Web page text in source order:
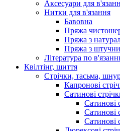
Аксесуари для
Нитки для в'язання
Бавовна
Пряжа
Пряжа з
Пряжа з
Література по
Квілтінг, шиття
Стрічки, тасьма,
Капронові
Сатинові
Сатинові
Сатинові
Сатинові